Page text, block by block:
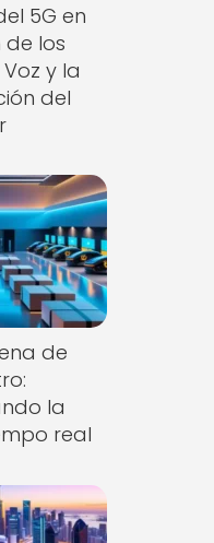
5G en
de los
y la
del
de
la
real